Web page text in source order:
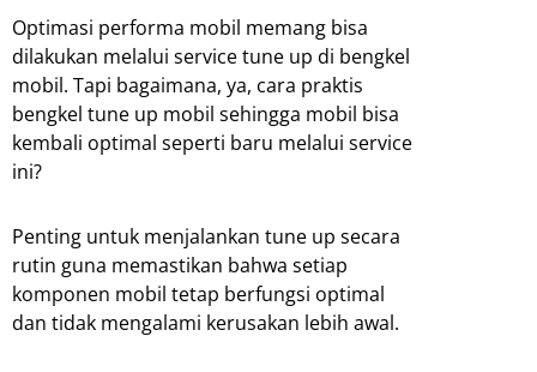
Optimasi performa mobil memang bisa
dilakukan melalui service tune up di bengkel
mobil. Tapi bagaimana, ya, cara praktis
bengkel tune up mobil sehingga mobil bisa
kembali optimal seperti baru melalui service
ini?
Penting untuk menjalankan tune up secara
rutin guna memastikan bahwa setiap
komponen mobil tetap berfungsi optimal
dan tidak mengalami kerusakan lebih awal.